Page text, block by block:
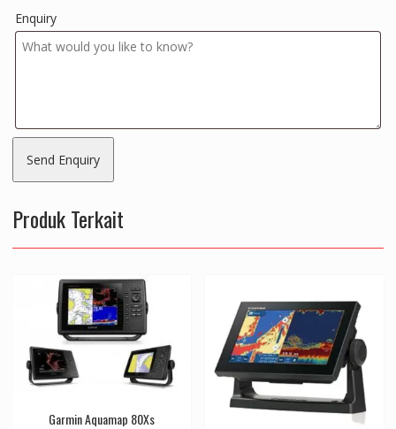
Enquiry
Produk Terkait
Garmin Aquamap 80Xs